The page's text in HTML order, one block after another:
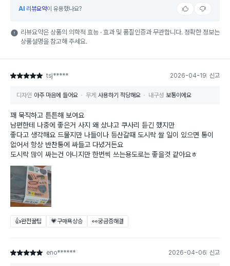
AI 리뷰요약이 유용했나요?
리뷰요약은 상품의 의학적 효능 · 효과 및 품질인증과 무관합니다. 정확한 정보는
상품설명을 참고해 주세요.
별점 5점 tsj***** 2026-04-19 신고
디자인 아주 마음에 들어요 무게 사용하기 적당해요 내구성 보통이에요
꽤 묵직하고 튼튼해 보여요
남편한테 나중에 좋은거 사지 왜 샀냐고 쿠사리 듣긴 했지만
좋다고 생각해요 드물지만 나들이나 등산갈때 도시락 쌀 일이 있으면 통이
없어서 항상 반찬통에 싸들고 다녔거든요
도시락 많이 싸는건 아니지만 한번씩 쓰는용도로는 좋을것 같아요ㅎ
👍완전꿀팁 💗구매욕상승 👀궁금증해결
별점 5점 eno****** 2026-04-06 신고